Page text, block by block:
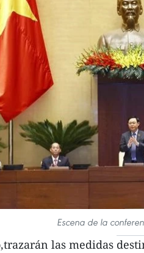
Escena de la
las medidas